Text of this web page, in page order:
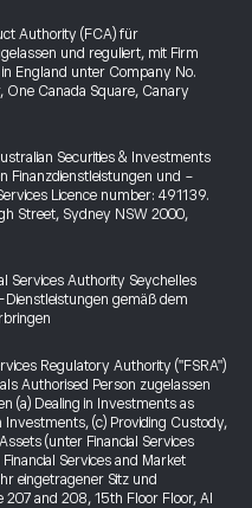
Authority (FCA) für
und reguliert, mit Firm
England unter Company No.
Canada Square, Canary
Securities & Investments
Finanzdienstleistungen und -
Licence number: 491139.
Street, Sydney NSW 2000,
Services Authority Seychelles
gemäß dem
Regulatory Authority ("FSRA")
Authorised Person zugelassen
(a) Dealing in Investments as
Investments, (c) Providing Custody,
(unter Financial Services
Services and Market
eingetragener Sitz und
and 208, 15th Floor Floor, Al